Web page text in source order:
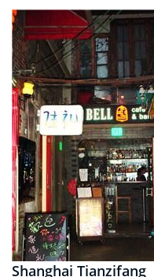
Shanghai Tianzifang